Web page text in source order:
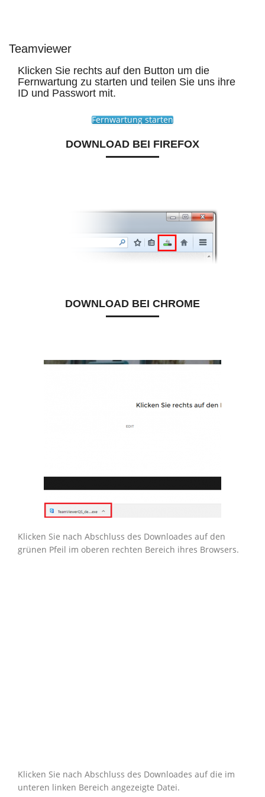
Teamviewer
Klicken Sie rechts auf den Button um die
Fernwartung zu starten und teilen Sie uns ihre
ID und Passwort mit.
Fernwartung starten
DOWNLOAD BEI FIREFOX
DOWNLOAD BEI CHROME
Klicken Sie nach Abschluss des Downloades auf den
grünen Pfeil im oberen rechten Bereich ihres Browsers.
Klicken Sie nach Abschluss des Downloades auf die im
unteren linken Bereich angezeigte Datei.